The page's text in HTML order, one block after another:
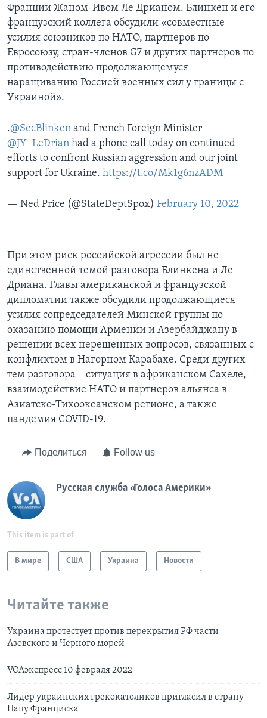
Франции Жаном-Ивом Ле Дрианом. Блинкен и его
французский коллега обсудили «совместные
усилия союзников по НАТО, партнеров по
Евросоюзу, стран-членов G7 и других партнеров по
противодействию продолжающемуся
наращиванию Россией военных сил у границы с
Украиной».
.@SecBlinken and French Foreign Minister
@JY_LeDrian had a phone call today on continued
efforts to confront Russian aggression and our joint
support for Ukraine. https://t.co/Mk1g6nzADM
— Ned Price (@StateDeptSpox) February 10, 2022
При этом риск российской агрессии был не
единственной темой разговора Блинкена и Ле
Дриана. Главы американской и французской
дипломатии также обсудили продолжающиеся
усилия сопредседателей Минской группы по
оказанию помощи Армении и Азербайджану в
решении всех нерешенных вопросов, связанных с
конфликтом в Нагорном Карабахе. Среди других
тем разговора – ситуация в африканском Сахеле,
взаимодействие НАТО и партнеров альянса в
Азиатско-Тихоокеанском регионе, а также
пандемия COVID-19.
Поделиться Follow us
Русская служба «Голоса Америки»
This item is part of
В мире США Украина Новости
Читайте также
Украина протестует против перекрытия РФ части
Азовского и Чёрного морей
VOAэкспресс 10 февраля 2022
Лидер украинских грекокатоликов пригласил в страну
Папу Франциска